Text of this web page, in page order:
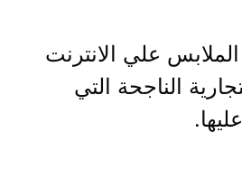
الملابس علي الانترنت
الناجحة التي